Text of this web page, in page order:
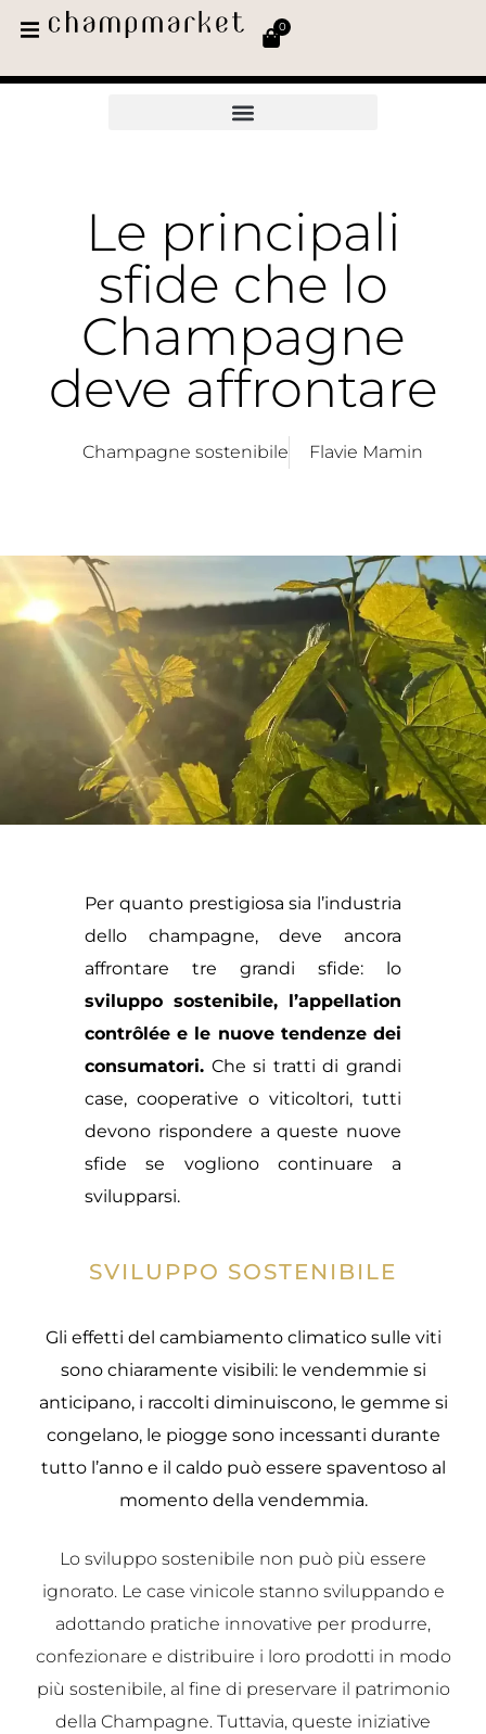
0
Le principali
sfide che lo
Champagne
deve affrontare
Champagne sostenibile Flavie Mamin
Per quanto prestigiosa sia l’industria
dello champagne, deve ancora
affrontare tre grandi sfide: lo
sviluppo sostenibile, l’appellation
contrôlée e le nuove tendenze dei
consumatori. Che si tratti di grandi
case, cooperative o viticoltori, tutti
devono rispondere a queste nuove
sfide se vogliono continuare a
svilupparsi.
SVILUPPO SOSTENIBILE
Gli effetti del cambiamento climatico sulle viti
sono chiaramente visibili: le vendemmie si
anticipano, i raccolti diminuiscono, le gemme si
congelano, le piogge sono incessanti durante
tutto l’anno e il caldo può essere spaventoso al
momento della vendemmia.
Lo sviluppo sostenibile non può più essere
ignorato. Le case vinicole stanno sviluppando e
adottando pratiche innovative per produrre,
confezionare e distribuire i loro prodotti in modo
più sostenibile, al fine di preservare il patrimonio
della Champagne. Tuttavia, queste iniziative